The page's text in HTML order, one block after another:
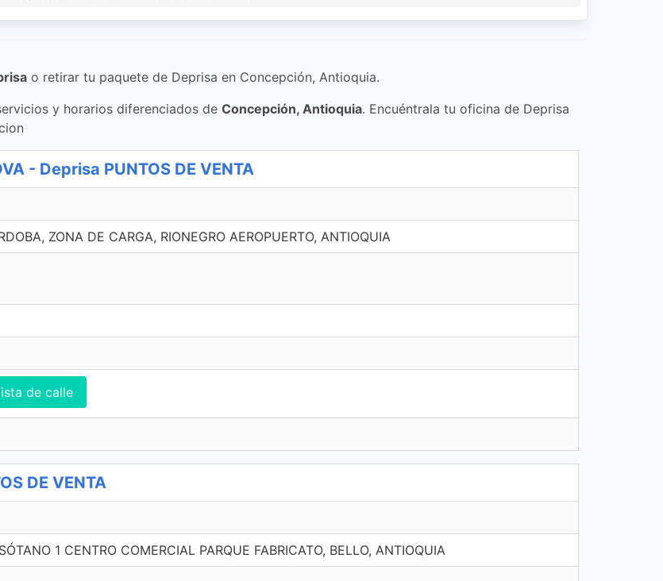
o retirar tu paquete de Deprisa en Concepción, Antioquia.
y horarios diferenciados de Concepción, Antioquia. Encuéntrala tu oficina de Deprisa
- Deprisa PUNTOS DE VENTA
ZONA DE CARGA, RIONEGRO AEROPUERTO, ANTIOQUIA
de calle
DE VENTA
1 CENTRO COMERCIAL PARQUE FABRICATO, BELLO, ANTIOQUIA